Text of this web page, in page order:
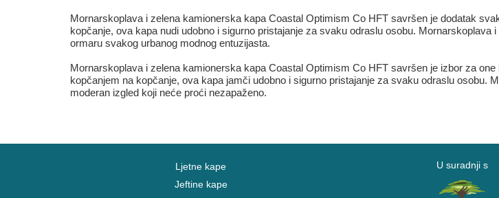
Mornarskoplava i zelena kamionerska kapa Coastal Optimism Co HFT savršen je dodatak
kopčanje, ova kapa nudi udobno i sigurno pristajanje za svaku odraslu osobu.
ormaru svakog urbanog modnog entuzijasta.
Mornarskoplava i zelena kamionerska kapa Coastal Optimism Co HFT savršen je izbor za
kopčanjem na kopčanje, ova kapa jamči udobno i sigurno pristajanje za svaku odraslu osobu.
moderan izgled koji neće proći nezapaženo.
Ljetne kape
Jeftine kape
U suradnji s